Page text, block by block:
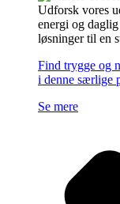
Udforsk vores
energi og
løsninger til en
Find trygge og
i denne særlige
Se mere